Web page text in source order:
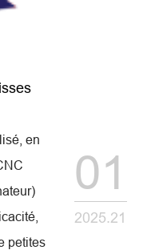
en
petites
01
2025.21